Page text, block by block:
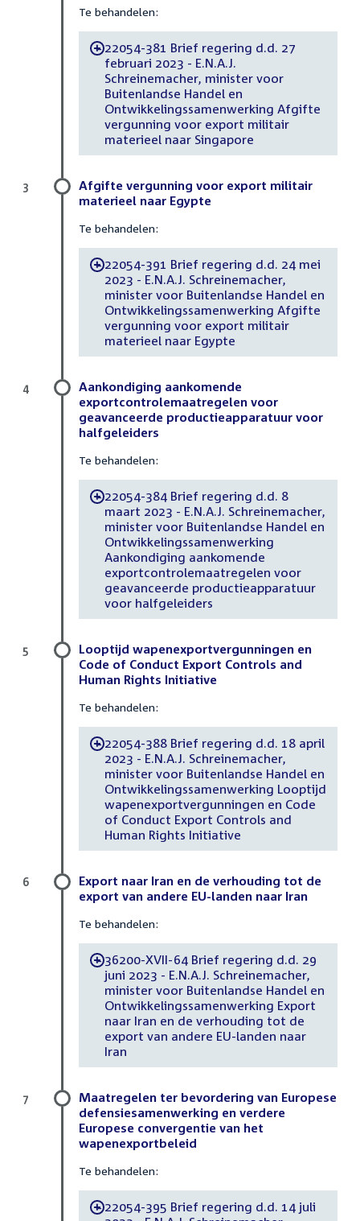
Te behandelen:
-22054-381 Brief regering d.d. 27
februari 2023 - E.N.A.J.
Schreinemacher, minister voor
Buitenlandse Handel en
Ontwikkelingssamenwerking Afgifte
vergunning voor export militair
materieel naar Singapore
Afgifte vergunning voor export militair
materieel naar Egypte
Te behandelen:
-22054-391 Brief regering d.d. 24 mei
2023 - E.N.A.J. Schreinemacher,
minister voor Buitenlandse Handel en
Ontwikkelingssamenwerking Afgifte
vergunning voor export militair
materieel naar Egypte
3
Aankondiging aankomende
exportcontrolemaatregelen voor
geavanceerde productieapparatuur voor
halfgeleiders
Te behandelen:
-22054-384 Brief regering d.d. 8
maart 2023 - E.N.A.J. Schreinemacher,
minister voor Buitenlandse Handel en
Ontwikkelingssamenwerking
Aankondiging aankomende
exportcontrolemaatregelen voor
geavanceerde productieapparatuur
voor halfgeleiders
4
Looptijd wapenexportvergunningen en
Code of Conduct Export Controls and
Human Rights Initiative
Te behandelen:
-22054-388 Brief regering d.d. 18 april
2023 - E.N.A.J. Schreinemacher,
minister voor Buitenlandse Handel en
Ontwikkelingssamenwerking Looptijd
wapenexportvergunningen en Code
of Conduct Export Controls and
Human Rights Initiative
5
Export naar Iran en de verhouding tot de
export van andere EU-landen naar Iran
Te behandelen:
-36200-XVII-64 Brief regering d.d. 29
juni 2023 - E.N.A.J. Schreinemacher,
minister voor Buitenlandse Handel en
Ontwikkelingssamenwerking Export
naar Iran en de verhouding tot de
export van andere EU-landen naar
Iran
6
Maatregelen ter bevordering van Europese
defensiesamenwerking en verdere
Europese convergentie van het
wapenexportbeleid
Te behandelen:
-22054-395 Brief regering d.d. 14 juli
7